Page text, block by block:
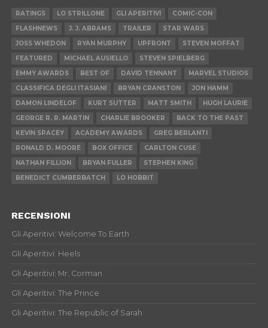
RATINGS LO STRILLONE GLI APERITIVI
COMIC-CON
FLASHNEWS
J. J. ABRAMS TRAILER
STAR WARS
JOSS WHEDON
RYAN MURPHY UPFRONT
STEVEN MOFFAT
FEATURED
MICHAEL AUSIELLO
STEVEN SPIELBERG
EMMY AWARDS
BEST OF DAVID TENNANT
MARVEL STUDIOS
CLASSIFICA DEGLI ITASIANI
BRYAN CRANSTON
JON HAMM
DAMON LINDELOF
KURT SUTTER MATT SMITH
HUGH LAURIE
GEORGE R. R. MARTIN
CHARLIE BROOKER
BACK TO THE PAST
KEVIN SPACEY
ACADEMY AWARDS
GREG BERLANTI
RONALD D. MOORE
BOX OFFICE
CARLTON CUSE
NATHAN FILLION
BRYAN FULLER
STEPHEN KING
BENEDICT CUMBERBATCH
LO HOBBIT
RECENSIONI
Gli Aperitivi: Welcome To Earth
Gli Aperitivi: Heels
Gli Aperitivi: Mr. Corman
Gli Aperitivi: The Prince
Gli Aperitivi: The Republic of Sarah